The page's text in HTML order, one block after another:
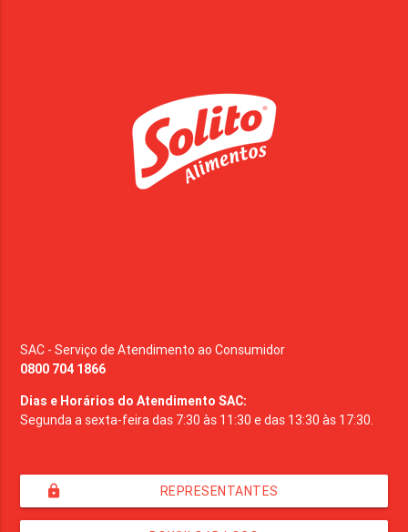
SAC - Serviço de Atendimento ao Consumidor
0800 704 1866
Dias e Horários do Atendimento SAC:
Segunda a sexta-feira das 7:30 às 11:30 e das 13:30 às 17:30.
lock REPRESENTANTES